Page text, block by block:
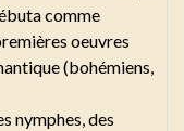
comme
oeuvres
(bohémiens,
nymphes, des